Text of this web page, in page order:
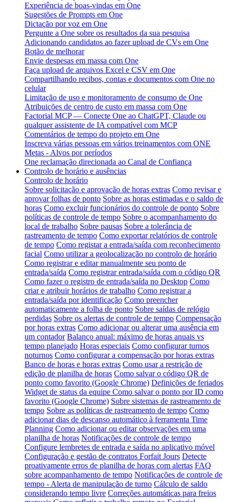
Experiência de boas-vindas em One
Sugestões de Prompts em One
Dictação por voz em One
Pergunte a One sobre os resultados da sua pesquisa
Adicionando candidatos ao fazer upload de CVs em One
Botão de melhorar
Envie despesas em massa com One
Faça upload de arquivos Excel e CSV em One
Compartilhando recibos, contas e documentos com One no
celular
Limitação de uso e monitoramento de consumo de One
Atribuições de centro de custo em massa com One
Factorial MCP — Conecte One ao ChatGPT, Claude ou
qualquer assistente de IA compatível com MCP
Comentários de tempo do projeto em One
Inscreva várias pessoas em vários treinamentos com ONE
Metas - Alvos por períodos
One reclamação direcionada ao Canal de Confiança
Controlo de horário e ausências
Controlo de horário
Sobre solicitação e aprovação de horas extras Como revisar e
aprovar folhas de ponto Sobre as horas estimadas e o saldo de
horas Como excluir funcionários do controle de ponto Sobre
políticas de controle de tempo Sobre o acompanhamento do
local de trabalho Sobre pausas Sobre a tolerância de
rastreamento de tempo Como exportar relatórios de controle
de tempo Como registar a entrada/saída com reconhecimento
facial Como utilizar a geolocalização no controlo de horário
Como registrar e editar manualmente seu ponto de
entrada/saída Como registrar entrada/saída com o código QR
Como fazer o registro de entrada/saída no Desktop Como
criar e atribuir horários de trabalho Como registrar a
entrada/saída por identificação Como preencher
automaticamente a folha de ponto Sobre saídas de relógio
perdidas Sobre os alertas de controle de tempo Compensação
por horas extras Como adicionar ou alterar uma ausência em
um contador Balanço anual: máximo de horas anuais vs
tempo planejado Horas especiais Como configurar turnos
noturnos Como configurar a compensação por horas extras
Banco de horas e horas extras Como usar a restrição de
edição de planilha de horas Como salvar o código QR de
ponto como favorito (Google Chrome) Definições de feriados
Widget de status da equipe Como salvar o ponto por ID como
favorito (Google Chrome) Sobre sistemas de rastreamento de
tempo Sobre as políticas de rastreamento de tempo Como
adicionar dias de descanso automático à ferramenta Time
Planning Como adicionar ou editar observações em uma
planilha de horas Notificações de controle de tempo
Configure lembretes de entrada e saída no aplicativo móvel
Configuração e gestão de contratos Forfait Jours Detecte
proativamente erros de planilha de horas com alertas FAQ
sobre acompanhamento de tempo Notificações de controle de
tempo - Alerta de manipulação de turno Cálculo de saldo
considerando tempo livre Correções automáticas para freios